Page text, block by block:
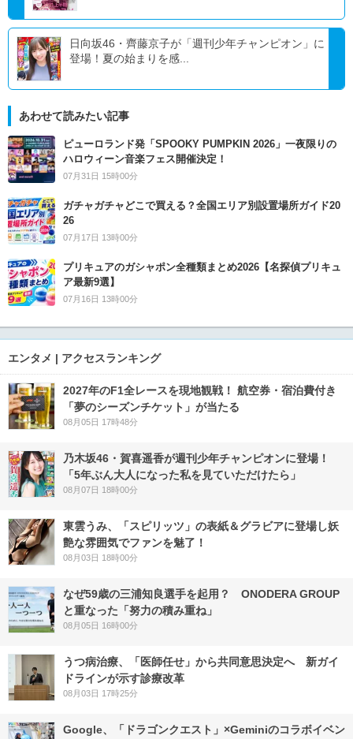
日向坂46・齊藤京子が「週刊少年チャンピオン」に
登場！夏の始まりを感...
あわせて読みたい記事
ピューロランド発「SPOOKY PUMPKIN 2026」一夜限りの
ハロウィーン音楽フェス開催決定！
07月31日 15時00分
ガチャガチャどこで買える？全国エリア別設置場所ガイド20
26
07月17日 13時00分
プリキュアのガシャポン全種類まとめ2026【名探偵プリキュ
ア最新9選】
07月16日 13時00分
エンタメ | アクセスランキング
2027年のF1全レースを現地観戦！ 航空券・宿泊費付き
「夢のシーズンチケット」が当たる
08月05日 17時48分
乃木坂46・賀喜遥香が週刊少年チャンピオンに登場！
「5年ぶん大人になった私を見ていただけたら」
08月07日 18時00分
東雲うみ、「スピリッツ」の表紙＆グラビアに登場し妖
艶な雰囲気でファンを魅了！
08月03日 18時00分
なぜ59歳の三浦知良選手を起用？ ONODERA GROUP
と重なった「努力の積み重ね」
08月05日 16時00分
うつ病治療、「医師任せ」から共同意思決定へ 新ガイ
ドラインが示す診療改革
08月03日 17時25分
Google、「ドラゴンクエスト」×Geminiのコラボイベン